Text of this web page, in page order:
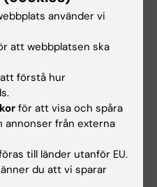
och muntlig
ska lämnas in.
med handledning.
av projektet.
använder vi
att webbplatsen ska
förstå hur
för att visa och spåra
annonser från externa
till länder utanför EU.
du att vi sparar